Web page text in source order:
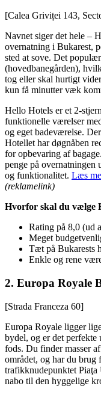
[Calea Griviței 143,
Navnet siger det hele –
overnatning i Bukarest,
sted at sove. Det
(hovedbanegården),
tog eller skal hurtigt
kun få minutter væk
Hello Hotels er et 2-
funktionelle værelser
og eget badeværelse.
Hotellet har døgnåben
for opbevaring af
penge på overnatningen
og funktionalitet. Læs
(reklamelink)
Hvorfor skal du vælge
Rating på 8,0 (ud
Meget
Tæt på Bukarests
Enkle og rene
2. Europa Royale
[Strada Franceza 60]
Europa Royale ligger
bydel, og er det perfekte
fods. Du finder masser
området, og har du brug
trafikknudepunktet
nabo til den hyggelige